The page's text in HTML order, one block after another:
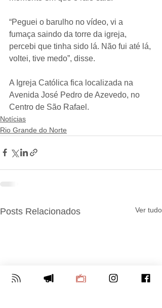
“Peguei o barulho no vídeo, vi a
fumaça saindo da torre da igreja,
percebi que tinha sido lá. Não fui até lá,
voltei, tive medo”, disse.
A Igreja Católica fica localizada na
Avenida José Pedro de Azevedo, no
Centro de São Rafael.
Notícias
Rio Grande do Norte
Posts Relacionados Ver tudo